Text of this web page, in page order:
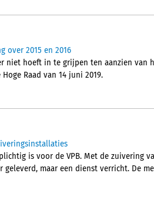
over 2015 en 2016
niet hoeft in te grijpen ten aanzien van
Raad van 14 juni 2019.
is voor de VPB. Met de zuivering
maar een dienst verricht. De